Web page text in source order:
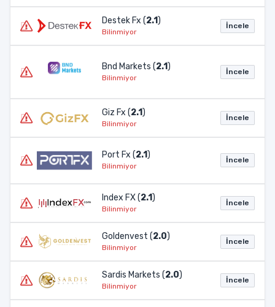
Destek Fx (2.1)
Bilinmiyor
İncele
Bnd Markets (2.1)
Bilinmiyor
İncele
Giz Fx (2.1)
Bilinmiyor
İncele
Port Fx (2.1)
Bilinmiyor
İncele
Index FX (2.1)
Bilinmiyor
İncele
Goldenvest (2.0)
Bilinmiyor
İncele
Sardis Markets (2.0)
Bilinmiyor
İncele